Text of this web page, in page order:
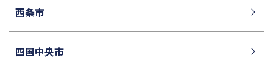
青山学院中等部
六甲学院中学校
西条市
四国中央市